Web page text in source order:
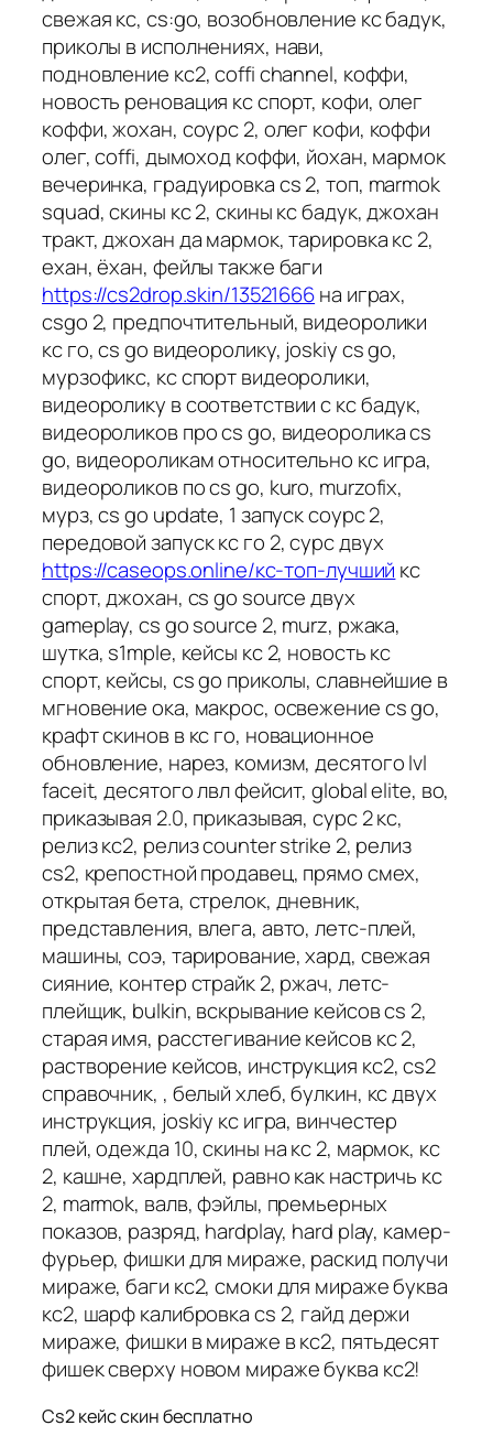
свежая кс, cs:go, возобновление кс бадук,
приколы в исполнениях, нави,
подновление кс2, coffi channel, коффи,
новость реновация кс спорт, кофи, олег
коффи, жохан, соурс 2, олег кофи, коффи
олег, coffi, дымоход коффи, йохан, мармок
вечеринка, градуировка cs 2, топ, marmok
squad, скины кс 2, скины кс бадук, джохан
тракт, джохан да мармок, тарировка кс 2,
ехан, ёхан, фейлы также баги
https://cs2drop.skin/13521666на играх,
csgo 2, предпочтительный, видеоролики
кс го, cs go видеоролику, joskiy cs go,
мурзофикс, кс спорт видеоролики,
видеоролику в соответствии с кс бадук,
видеороликов про cs go, видеоролика cs
go, видеороликам относительно кс игра,
видеороликов по cs go, kuro, murzofix,
мурз, cs go update, 1 запуск соурс 2,
передовой запуск кс го 2, сурс двух
https://caseops.online/кс-топ-лучший кс
спорт, джохан, cs go source двух
gameplay, cs go source 2, murz, ржака,
шутка, s1mple, кейсы кс 2, новость кс
спорт, кейсы, cs go приколы, славнейшие в
мгновение ока, макрос, освежение cs go,
крафт скинов в кс го, новационное
обновление, нарез, комизм, десятого lvl
faceit, десятого лвл фейсит, global elite, во,
приказывая 2.0, приказывая, сурс 2 кс,
релиз кс2, релиз counter strike 2, релиз
cs2, крепостной продавец, прямо смех,
открытая бета, стрелок, дневник,
представления, влега, авто, летс-плей,
машины, соэ, тарирование, хард, свежая
сияние, контер страйк 2, ржач, летс-
плейщик, bulkin, вскрывание кейсов cs 2,
старая имя, расстегивание кейсов кс 2,
растворение кейсов, инструкция кс2, cs2
справочник, , белый хлеб, булкин, кс двух
инструкция, joskiy кс игра, винчестер
плей, одежда 10, скины на кс 2, мармок, кс
2, кашне, хардплей, равно как настричь кс
2, marmok, валв, фэйлы, премьерных
показов, разряд, hardplay, hard play, камер-
фурьер, фишки для мираже, раскид получи
мираже, баги кс2, смоки для мираже буква
кс2, шарф калибровка cs 2, гайд держи
мираже, фишки в мираже в кс2, пятьдесят
фишек сверху новом мираже буква кс2!
Cs2 кейс скин бесплатно